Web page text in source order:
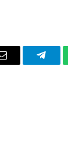
Email